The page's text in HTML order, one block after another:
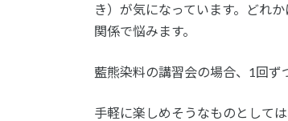
き）が気になっています。どれ
関係で悩みます。
藍熊染料の講習会の場合、1回ず
手軽に楽しめそうなものとして